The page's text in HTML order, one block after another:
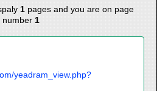
1 pages and you are on page
number 1
yeadram_view.php?